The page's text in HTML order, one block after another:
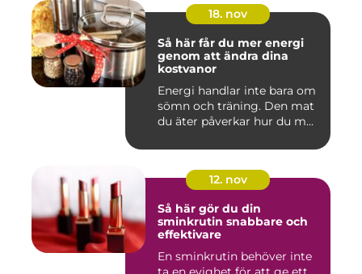
18. nov
Så här får du mer energi
genom att ändra dina
kostvanor
Energi handlar inte bara om
sömn och träning. Den mat
du äter påverkar hur du m...
12. nov
Så här gör du din
sminkrutin snabbare och
effektivare
En sminkrutin behöver inte